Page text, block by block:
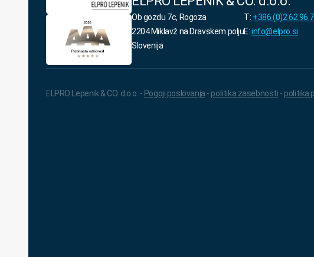
Ob gozdu 7c, Rogoza
2204 Miklavž na Dravskem polju
Slovenija
T: +386 (0)2 62 96
E:info@elpro.si
ELPRO Lepenik & CO. d.o.o. - Pogoji poslovanja - politika zasebnosti - politika